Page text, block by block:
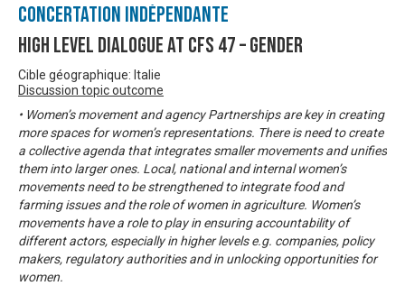
Concertation Indépendante
High Level Dialogue at CFS 47 – Gender
Cible géographique: Italie
Discussion topic outcome
• Women’s movement and agency Partnerships are key in creating
more spaces for women’s representations. There is need to create
a collective agenda that integrates smaller movements and unifies
them into larger ones. Local, national and internal women’s
movements need to be strengthened to integrate food and
farming issues and the role of women in agriculture. Women’s
movements have a role to play in ensuring accountability of
different actors, especially in higher levels e.g. companies, policy
makers, regulatory authorities and in unlocking opportunities for
women.